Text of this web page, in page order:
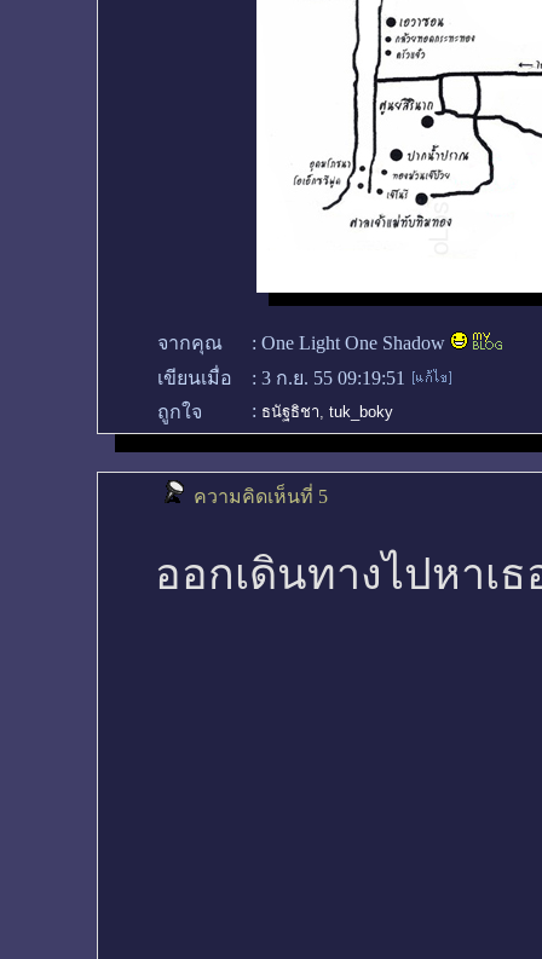
จากคุณ : One Light One Shadow
เขียนเมื่อ
: 3 ก.ย. 55 09:19:51
ถูกใจ
: ธนัฐธิชา, tuk_boky
ความคิดเห็นที่ 5
ออกเดินทางไปหาเธ